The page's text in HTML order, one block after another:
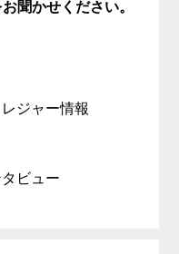
聞かせください。
ジャー情報
ビュー